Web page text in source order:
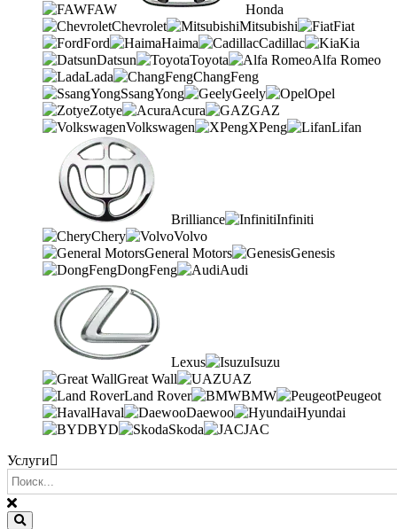
FAW
Honda
Chevrolet
Mitsubishi
Fiat
Ford
Haima Cadillac
Kia
Datsun
Toyota
Alfa Romeo
Lada
ChangFeng
SsangYong
Geely
Opel
Zotye
Acura
GAZ
Volkswagen
XPeng Lifan
Brilliance
Infiniti
Chery
Volvo
General Motors
Genesis
DongFeng
Audi
Lexus
Isuzu
Great Wall
UAZ
Land Rover
BMW
Peugeot
Haval
Daewoo
Hyundai
BYD
Skoda JAC
Услуги